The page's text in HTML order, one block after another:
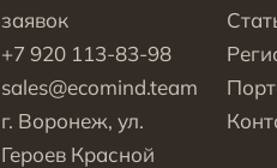
заявок
+7 920 113-83-98
sales@ecomind.team
г. Воронеж, ул.
Героев Красной